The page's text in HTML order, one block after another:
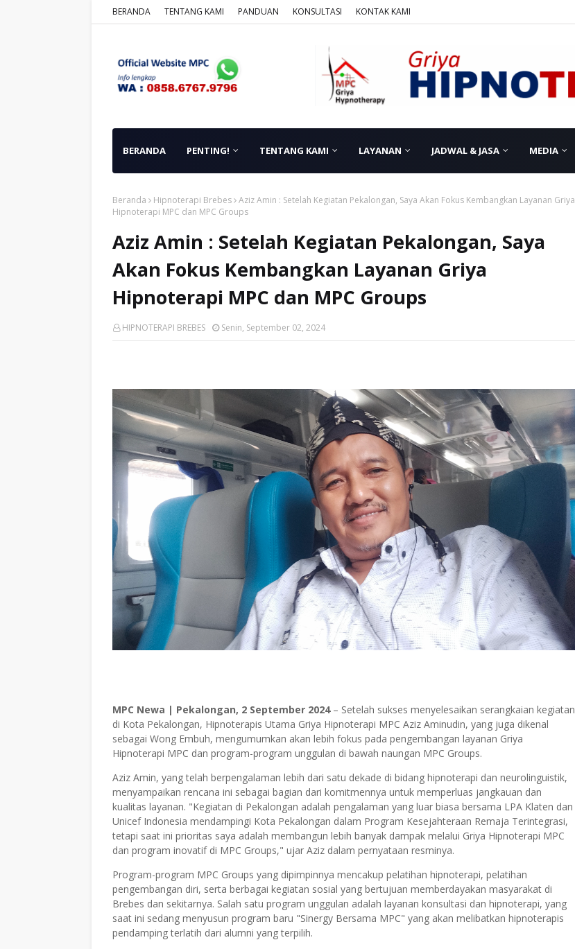
BERANDA TENTANG KAMI PANDUAN KONSULTASI KONTAK KAMI
BERANDA PENTING! TENTANG KAMI LAYANAN JADWAL & JASA MEDIA
Beranda Hipnoterapi Brebes Aziz Amin : Setelah Kegiatan Pekalongan, Saya Akan Fokus Kembangkan Layanan Griya
Hipnoterapi MPC dan MPC Groups
Aziz Amin : Setelah Kegiatan Pekalongan, Saya
Akan Fokus Kembangkan Layanan Griya
Hipnoterapi MPC dan MPC Groups
HIPNOTERAPI BREBES Senin, September 02, 2024
MPC Newa | Pekalongan, 2 September 2024– Setelah sukses menyelesaikan serangkaian kegiatan
di Kota Pekalongan, Hipnoterapis Utama Griya Hipnoterapi MPC Aziz Aminudin, yang juga dikenal
sebagai Wong Embuh, mengumumkan akan lebih fokus pada pengembangan layanan Griya
Hipnoterapi MPC dan program-program unggulan di bawah naungan MPC Groups.
Aziz Amin, yang telah berpengalaman lebih dari satu dekade di bidang hipnoterapi dan neurolinguistik,
menyampaikan rencana ini sebagai bagian dari komitmennya untuk memperluas jangkauan dan
kualitas layanan. "Kegiatan di Pekalongan adalah pengalaman yang luar biasa bersama LPA Klaten dan
Unicef Indonesia mendampingi Kota Pekalongan dalam Program Kesejahteraan Remaja Terintegrasi,
tetapi saat ini prioritas saya adalah membangun lebih banyak dampak melalui Griya Hipnoterapi MPC
dan program inovatif di MPC Groups," ujar Aziz dalam pernyataan resminya.
Program-program MPC Groups yang dipimpinnya mencakup pelatihan hipnoterapi, pelatihan
pengembangan diri, serta berbagai kegiatan sosial yang bertujuan memberdayakan masyarakat di
Brebes dan sekitarnya. Salah satu program unggulan adalah layanan konsultasi dan hipnoterapi, yang
saat ini sedang menyusun program baru "Sinergy Bersama MPC" yang akan melibatkan hipnoterapis
pendamping terlatih dari alumni yang terpilih.